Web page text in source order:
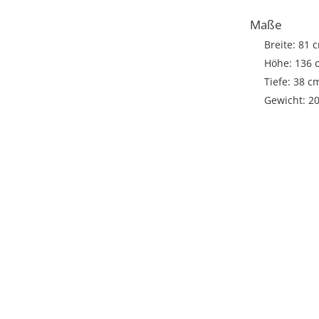
Maße
Breite: 81
Höhe: 136
Tiefe: 38
Gewicht: